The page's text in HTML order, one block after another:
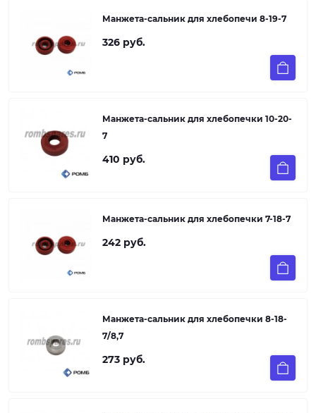
Манжета-сальник для хлебопечи 8-19-7
326 руб.
Манжета-сальник для хлебопечки 10-20-
7
410 руб.
Манжета-сальник для хлебопечки 7-18-7
242 руб.
Манжета-сальник для хлебопечки 8-18-
7/8,7
273 руб.